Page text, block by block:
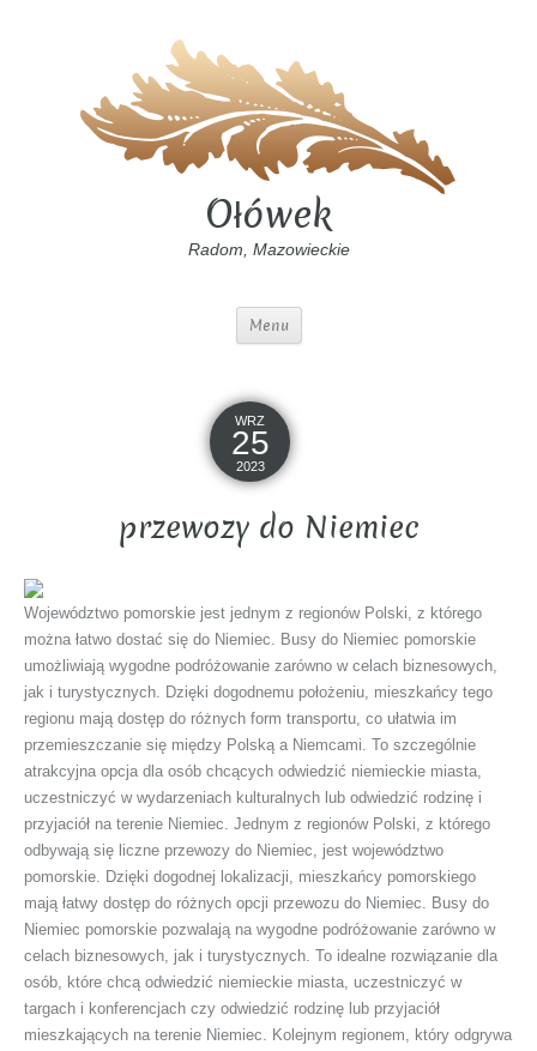
Ołówek
Radom, Mazowieckie
Menu
WRZ
25
2023
przewozy do Niemiec
Województwo pomorskie jest jednym z regionów Polski, z którego
można łatwo dostać się do Niemiec. Busy do Niemiec pomorskie
umożliwiają wygodne podróżowanie zarówno w celach biznesowych,
jak i turystycznych. Dzięki dogodnemu położeniu, mieszkańcy tego
regionu mają dostęp do różnych form transportu, co ułatwia im
przemieszczanie się między Polską a Niemcami. To szczególnie
atrakcyjna opcja dla osób chcących odwiedzić niemieckie miasta,
uczestniczyć w wydarzeniach kulturalnych lub odwiedzić rodzinę i
przyjaciół na terenie Niemiec. Jednym z regionów Polski, z którego
odbywają się liczne przewozy do Niemiec, jest województwo
pomorskie. Dzięki dogodnej lokalizacji, mieszkańcy pomorskiego
mają łatwy dostęp do różnych opcji przewozu do Niemiec. Busy do
Niemiec pomorskie pozwalają na wygodne podróżowanie zarówno w
celach biznesowych, jak i turystycznych. To idealne rozwiązanie dla
osób, które chcą odwiedzić niemieckie miasta, uczestniczyć w
targach i konferencjach czy odwiedzić rodzinę lub przyjaciół
mieszkających na terenie Niemiec. Kolejnym regionem, który odgrywa